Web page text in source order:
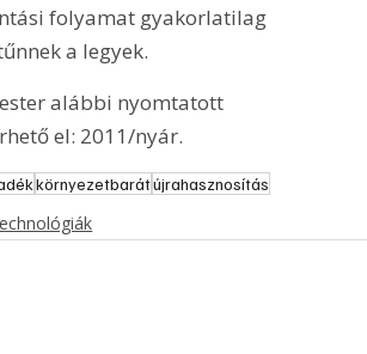
folyamat gyakorlatilag
a legyek.
alábbi nyomtatott
el: 2011/nyár.
környezetbarátújrahasznosítás